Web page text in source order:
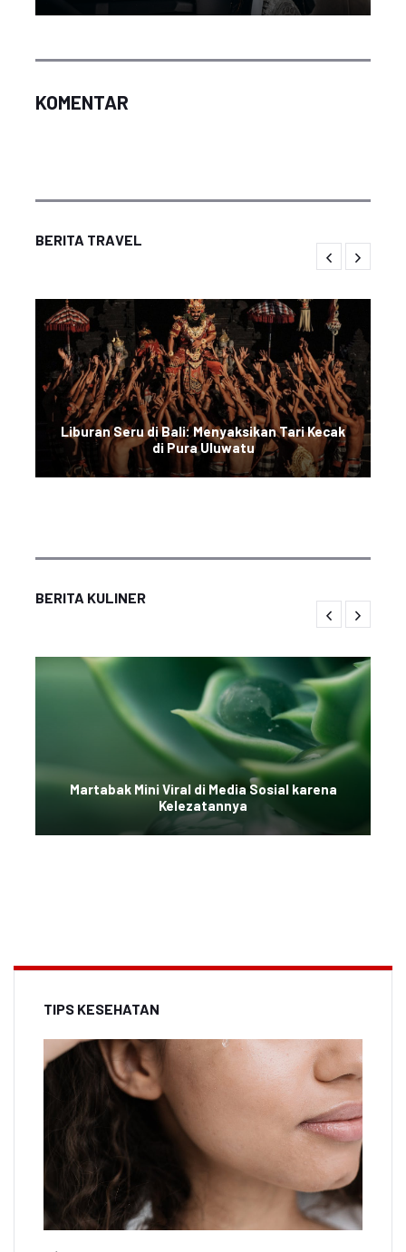
KOMENTAR
BERITA TRAVEL
Liburan Seru di Bali: Menyaksikan Tari Kecak
di Pura Uluwatu
BERITA KULINER
Martabak Mini Viral di Media Sosial karena
Kelezatannya
TIPS KESEHATAN